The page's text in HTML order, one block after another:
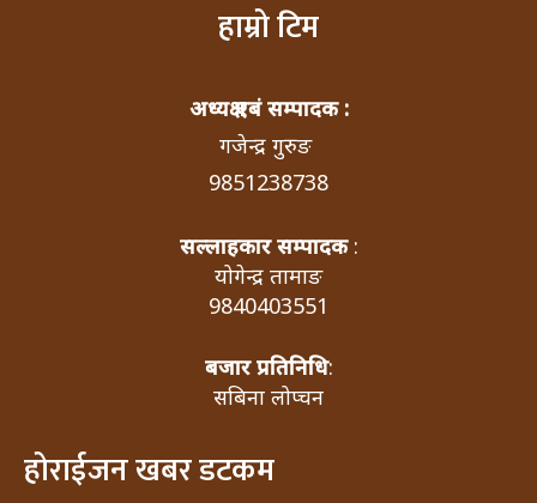
हाम्रो टिम
अध्यक्ष एबं सम्पादक :
गजेन्द्र गुरुङ
9851238738
सल्लाहकार सम्पादक:
योगेन्द्र तामाङ
9840403551
बजार प्रतिनिधि:
सबिना लोप्चन
होराईजन खबर डटकम